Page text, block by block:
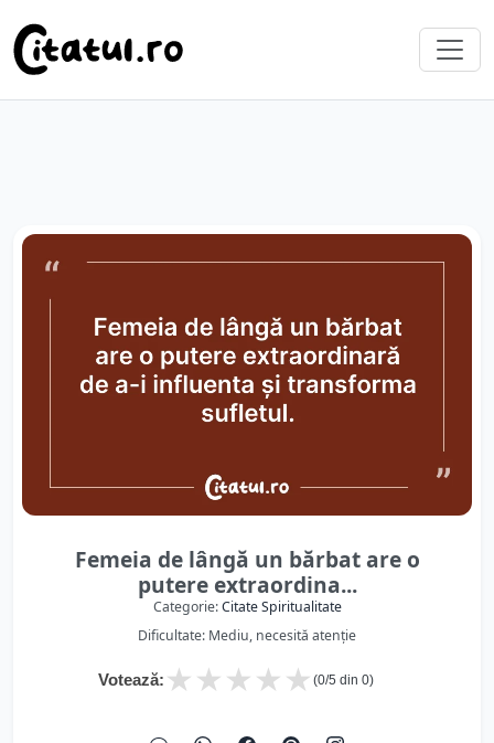
Femeia de lângă un bărbat are o
putere extraordina...
Categorie:Citate Spiritualitate
Dificultate: Mediu, necesită atenție
Votează: ★
★
★
★
★ (0/5 din 0)